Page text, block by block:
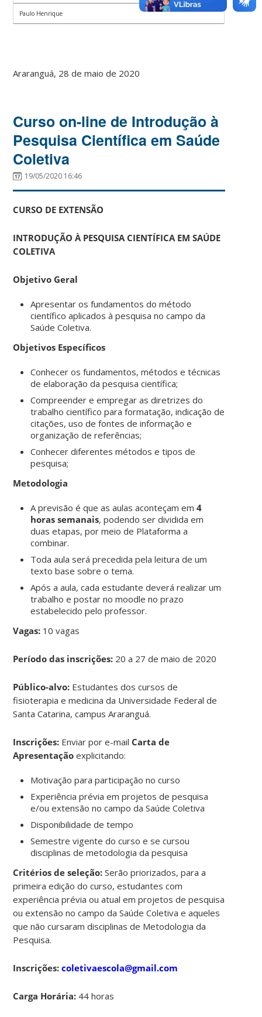
Paulo Henrique
Araranguá, 28 de maio de 2020
Curso on-line de Introdução à
Pesquisa Científica em Saúde
Coletiva
19/05/2020 16:46
CURSO DE EXTENSÃO
INTRODUÇÃO À PESQUISA CIENTÍFICA EM SAÚDE
COLETIVA
Objetivo Geral
Apresentar os fundamentos do método
científico aplicados à pesquisa no campo da
Saúde Coletiva.
Objetivos Específicos
Conhecer os fundamentos, métodos e técnicas
de elaboração da pesquisa científica;
Compreender e empregar as diretrizes do
trabalho científico para formatação, indicação de
citações, uso de fontes de informação e
organização de referências;
Conhecer diferentes métodos e tipos de
pesquisa;
Metodologia
A previsão é que as aulas aconteçam em4
horas semanais, podendo ser dividida em
duas etapas, por meio de Plataforma a
combinar.
Toda aula será precedida pela leitura de um
texto base sobre o tema.
Após a aula, cada estudante deverá realizar um
trabalho e postar no moodle no prazo
estabelecido pelo professor.
Vagas: 10 vagas
Período das inscrições: 20 a 27 de maio de 2020
Público-alvo: Estudantes dos cursos de
fisioterapia e medicina da Universidade Federal de
Santa Catarina, campus Araranguá.
Inscrições: Enviar por e-mail Carta de
Apresentação explicitando:
Motivação para participação no curso
Experiência prévia em projetos de pesquisa
e/ou extensão no campo da Saúde Coletiva
Disponibilidade de tempo
Semestre vigente do curso e se cursou
disciplinas de metodologia da pesquisa
Critérios de seleção: Serão priorizados, para a
primeira edição do curso, estudantes com
experiência prévia ou atual em projetos de pesquisa
ou extensão no campo da Saúde Coletiva e aqueles
que não cursaram disciplinas de Metodologia da
Pesquisa.
Inscrições: coletivaescola@gmail.com
Carga Horária: 44 horas